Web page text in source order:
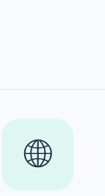
🌐